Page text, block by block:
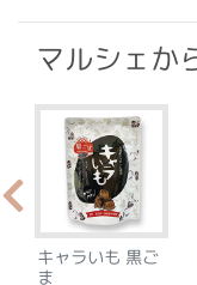
マルシェか
キャラいも 黒ご
ま